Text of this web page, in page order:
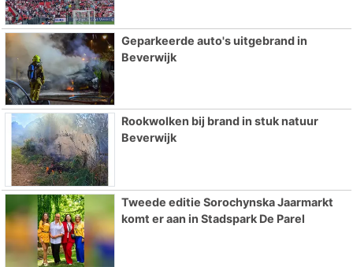
Geparkeerde auto's uitgebrand in
Beverwijk
Rookwolken bij brand in stuk natuur
Beverwijk
Tweede editie Sorochynska Jaarmarkt
komt er aan in Stadspark De Parel